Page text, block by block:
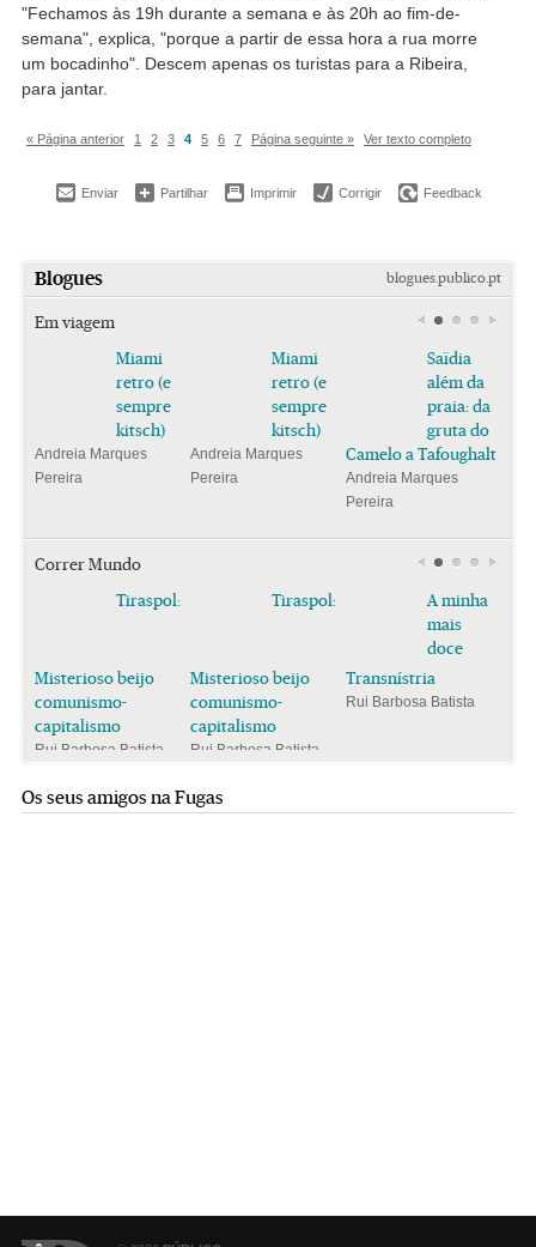
"Fechamos às 19h durante a semana e às 20h ao fim-de-
semana", explica, "porque a partir de essa hora a rua morre
um bocadinho". Descem apenas os turistas para a Ribeira,
para jantar.
« Página anterior 1 2 3 4 5 6 7 Página seguinte » Ver texto completo
Enviar Partilhar Imprimir Corrigir Feedback
Blogues blogues.publico.pt
Em viagem
Miami
retro (e
sempre
kitsch)
Andreia Marques
Pereira
Miami
retro (e
sempre
kitsch)
Andreia Marques
Pereira
Saïdia
além da
praia: da
gruta do
Camelo a Tafoughalt
Andreia Marques
Pereira
Correr Mundo
Tiraspol:
Misterioso beijo
comunismo-
capitalismo
Rui Barbosa Batista
Tiraspol:
Misterioso beijo
comunismo-
capitalismo
Rui Barbosa Batista
A minha
mais
doce
Transnístria
Rui Barbosa Batista
Os seus amigos na Fugas